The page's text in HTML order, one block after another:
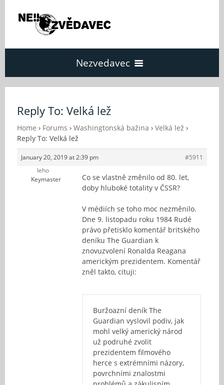
Nezvedavec
Fórum
O Nezvědavci
Kontakt
Reply To: Velká lež
Home › Forums › Washingtonská bažina › Velká lež ›
Reply To: Velká lež
January 20, 2019 at 2:39 pm
#5911
leho
Keymaster
Co se vlastně změnilo od 80. let,
doby hluboké totality v ČSSR?
V médiích se toho moc nezměnilo.
Dne 9. listopadu roku 1984 Rudé
právo přetisklo komentář britského
deníku The Guardian k
znovuzvolení Ronalda Reagana
americkým prezidentem. Komentář
zněl takto, cituji:
Buržoazní deník The
Guardian vyslovil podiv, jak
mohl velký americký národ
už podruhé zvolit
prezidentem filmového
herce s extrémními názory,
povrchními znalostmi